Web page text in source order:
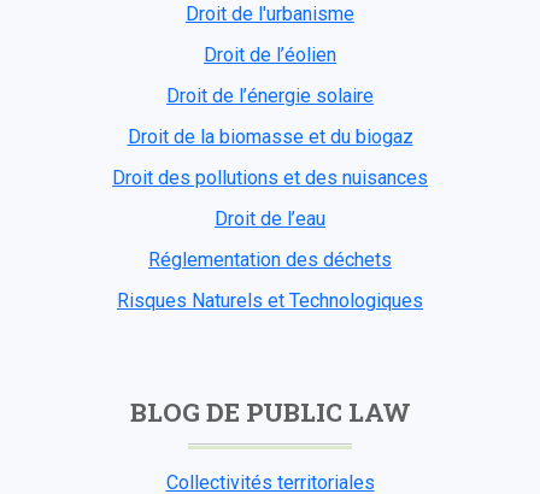
Droit de l'urbanisme
Droit de l’éolien
Droit de l’énergie solaire
Droit de la biomasse et du biogaz
Droit des pollutions et des nuisances
Droit de l’eau
Réglementation des déchets
Risques Naturels et Technologiques
BLOG DE PUBLIC LAW
Collectivités territoriales